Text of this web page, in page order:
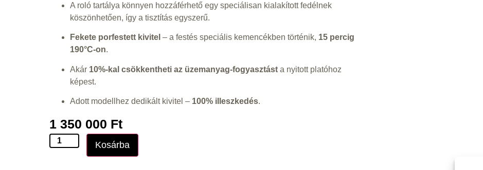
A roló tartálya könnyen hozzáférhető egy speciálisan kialakított fedélnek
köszönhetően, így a tisztítás egyszerű.
Fekete porfestett kivitel – a festés speciális kemencékben történik, 15 percig
190°C-on.
Akár 10%-kal csökkentheti az üzemanyag-fogyasztást a nyitott platóhoz
képest.
Adott modellhez dedikált kivitel – 100% illeszkedés.
1 350 000 Ft
Kosárba